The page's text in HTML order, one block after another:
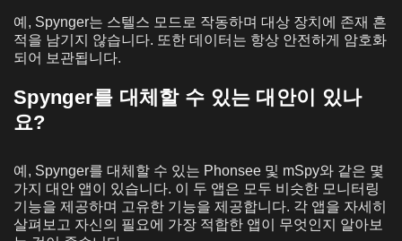
예, Spynger는 스텔스 모드로 작동하며 대상 장치에 존재 흔
적을 남기지 않습니다. 또한 데이터는 항상 안전하게 암호화
되어 보관됩니다.
Spynger를 대체할 수 있는 대안이 있나
요?
예, Spynger를 대체할 수 있는 Phonsee 및 mSpy와 같은 몇
가지 대안 앱이 있습니다. 이 두 앱은 모두 비슷한 모니터링
기능을 제공하며 고유한 기능을 제공합니다. 각 앱을 자세히
살펴보고 자신의 필요에 가장 적합한 앱이 무엇인지 알아보